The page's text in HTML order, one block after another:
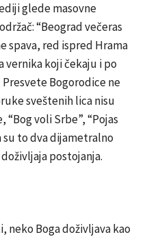
glede masovne
“Beograd večeras
spava, red ispred Hrama
vernika koji čekaju i po
Bogorodice ne
sveštenih lica nisu
voli Srbe”, “Pojas
su to dva dijametralno
postojanja.
neko Boga doživljava kao